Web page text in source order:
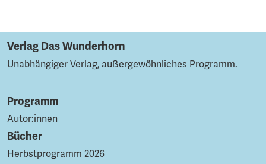
Verlag Das Wunderhorn
Unabhängiger Verlag, außergewöhnliches Programm.
Programm
Autor:innen
Bücher
Herbstprogramm 2026